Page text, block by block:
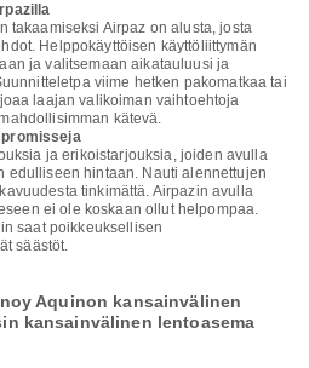
takaamiseksi Airpaz on alusta, josta
Helppokäyttöisen käyttöliittymän
ja valitsemaan aikatauluusi ja
viime hetken pakomatkaa tai
laajan valikoiman vaihtoehtoja
kätevä.
ja erikoistarjouksia, joiden avulla
edulliseen hintaan. Nauti alennettujen
tinkimättä. Airpazin avulla
ei ole koskaan ollut helpompaa.
saat poikkeuksellisen
säästöt.
Aquinon kansainvälinen
kansainvälinen lentoasema